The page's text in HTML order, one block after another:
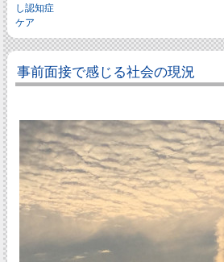
事前面接で感じる社会の現況